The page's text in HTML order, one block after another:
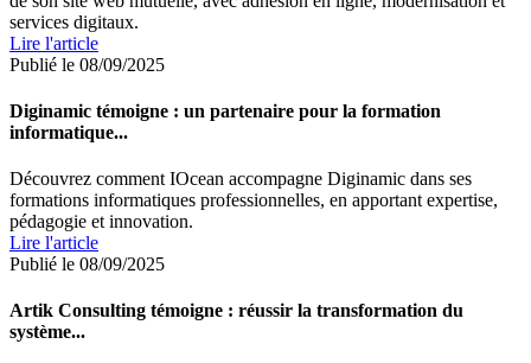
services digitaux.
Lire l'article
Publié le 08/09/2025
Diginamic témoigne : un partenaire pour la formation
informatique...
Découvrez comment IOcean accompagne Diginamic dans ses
formations informatiques professionnelles, en apportant expertise,
pédagogie et innovation.
Lire l'article
Publié le 08/09/2025
Artik Consulting témoigne : réussir la transformation du
système...